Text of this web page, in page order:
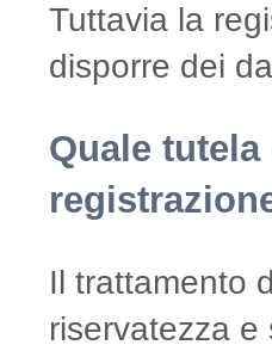
Tuttavia la
disporre dei
Quale
Il trattamento
riservatezza